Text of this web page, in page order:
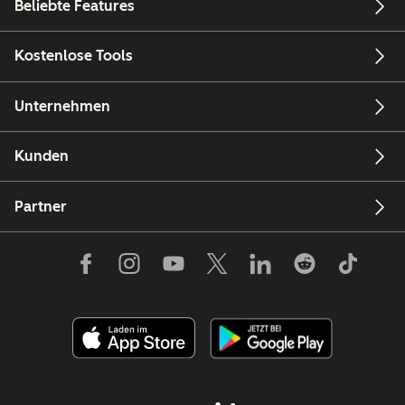
Beliebte Features
Kostenlose Tools
Unternehmen
Kunden
Partner